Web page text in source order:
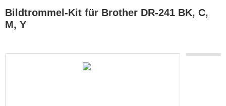
Bildtrommel-Kit für Brother DR-241 BK, C,
M, Y